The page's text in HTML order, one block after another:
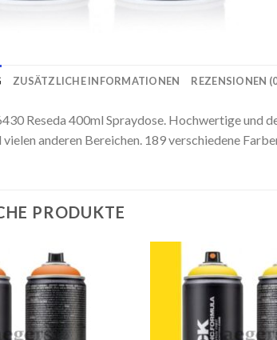
ZUSÄTZLICHE INFORMATIONEN REZENSIONEN
Reseda 400ml Spraydose. Hochwertige und
anderen Bereichen. 189 verschiedene
PRODUKTE